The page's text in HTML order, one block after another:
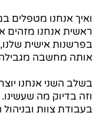
ואיך אנחנו
ראשית אנחנו מזהים
בפרשנות אישית
אותה מחשבה
בשלב השני אנחנו
וזה בדיוק מה
בעבודת צוות